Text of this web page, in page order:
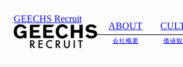
GEECHS Recruit
ABOUT
会社概要 価値
BLOG
BLOG